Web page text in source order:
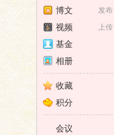
›
发布
博文
上传
视频
基金
相册
收藏
积分
会议